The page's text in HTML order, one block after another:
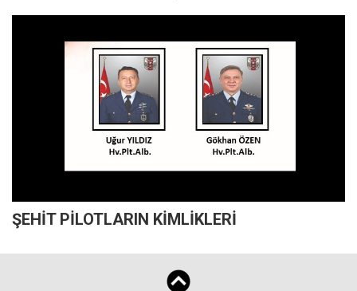
ŞEHİT PİLOTLARIN KİMLİKLERİ